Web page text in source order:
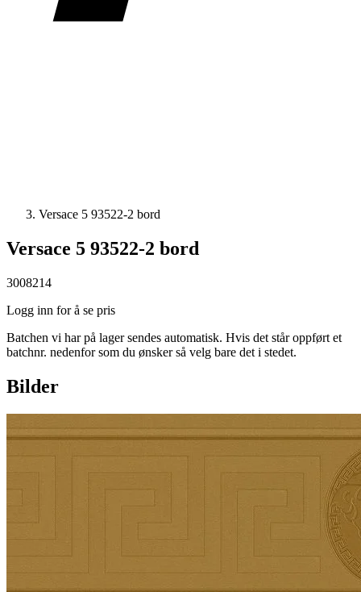
Versace 5 93522-2 bord
Versace 5 93522-2 bord
3008214
Logg inn for å se pris
Batchen vi har på lager sendes automatisk. Hvis det står oppført et
batchnr. nedenfor som du ønsker så velg bare det i stedet.
Bilder